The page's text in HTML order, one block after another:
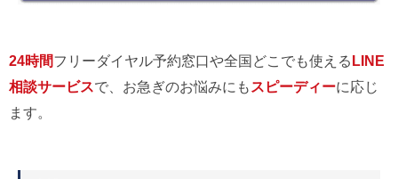
24時間フリーダイヤル予約窓口や全国どこでも使えるLINE
相談サービスで、お急ぎのお悩みにも スピーディーに応じ
ます。